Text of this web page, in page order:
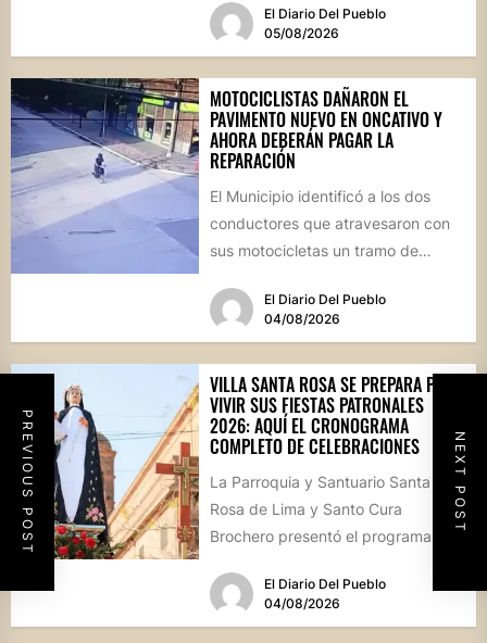
PREVIOUS POST NEXT POST
El Diario Del Pueblo
05/08/2026
MOTOCICLISTAS DAÑARON EL
PAVIMENTO NUEVO EN ONCATIVO Y
AHORA DEBERÁN PAGAR LA
REPARACIÓN
El Municipio identificó a los dos
conductores que atravesaron con
sus motocicletas un tramo de
calle...
El Diario Del Pueblo
04/08/2026
VILLA SANTA ROSA SE PREPARA PARA
VIVIR SUS FIESTAS PATRONALES
2026: AQUÍ EL CRONOGRAMA
COMPLETO DE CELEBRACIONES
La Parroquia y Santuario Santa
Rosa de Lima y Santo Cura
Brochero presentó el programa
El Diario Del Pueblo
04/08/2026